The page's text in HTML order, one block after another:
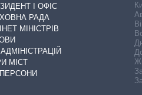
І ОФІС
РАДА
МІНІСТРІВ
МІСТ
ПЕРСОНИ